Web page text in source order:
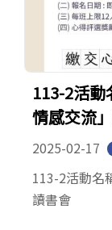
113-2活
情感交流
2025-02-17
113-2活動名
讀書會